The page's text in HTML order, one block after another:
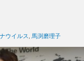
ウイルス 馬渕磨理子